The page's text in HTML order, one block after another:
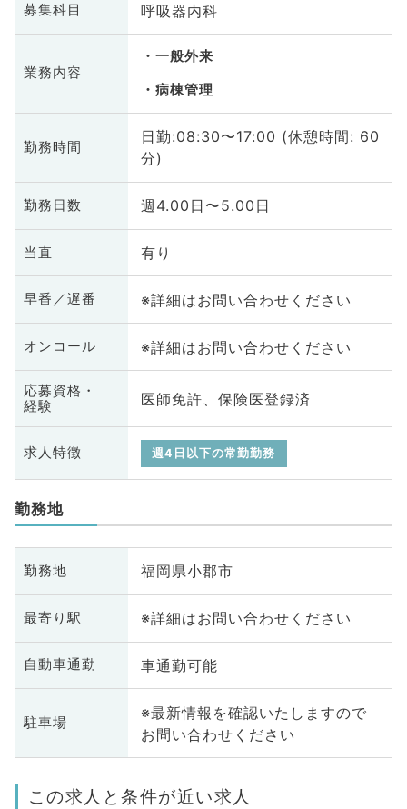
募集科目 呼吸器内科
業務内容
一般外来
病棟管理
勤務時間
日勤:08:30〜17:00 (休憩時間: 60
分)
勤務日数 週4.00日〜5.00日
当直 有り
早番／遅番 ※詳細はお問い合わせください
オンコール ※詳細はお問い合わせください
応募資格・
経験
医師免許、保険医登録済
求人特徴 週4日以下の常勤勤務
勤務地
勤務地 福岡県小郡市
最寄り駅 ※詳細はお問い合わせください
自動車通勤 車通勤可能
駐車場
※最新情報を確認いたしますので
お問い合わせください
この求人と条件が近い求人